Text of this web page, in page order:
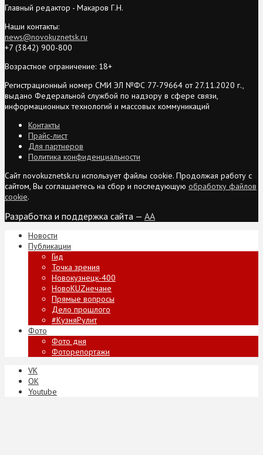
Главный редактор - Макаров Г.Н.
Наши контакты:
news@novokuznetsk.ru
+7 (3842) 900-800
Возрастное ограничение: 18+
Регистрационный номер СМИ ЭЛ №ФС 77-79664 от 27.11.2020 г.,
выдано Федеральной службой по надзору в сфере связи,
информационных технологий и массовых коммуникаций
Контакты
Прайс-лист
Для партнеров
Политика конфиденциальности
Сайт novokuznetsk.ru использует файлы cookie. Продолжая работу с
сайтом, Вы соглашаетесь на сбор и последующую обработку файлов
cookie.
Разработка и поддержка сайта — AA
Новости
Публикации
Гид
Точка зрения
Новокузнецк-400
НовоKUZнечане
Прямые вопросы
Дело прошлого
#КузняРулит
Фото
Фото дня
Фоторепортажи
VK
ОК
Youtube